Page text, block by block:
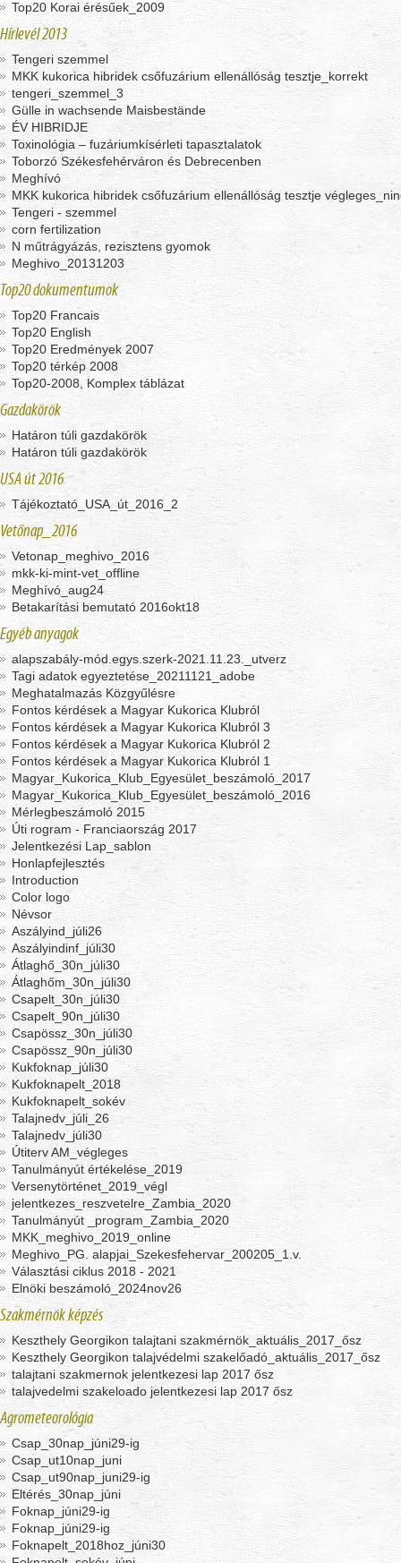
Top20 Korai érésűek_2009
Hírlevél 2013
Tengeri szemmel
MKK kukorica hibridek csőfuzárium ellenállóság tesztje_korrekt
tengeri_szemmel_3
Gülle in wachsende Maisbestände
ÉV HIBRIDJE
Toxinológia – fuzáriumkísérleti tapasztalatok
Toborzó Székesfehérváron és Debrecenben
Meghívó
MKK kukorica hibridek csőfuzárium ellenállóság tesztje
Tengeri - szemmel
corn fertilization
N műtrágyázás, rezisztens gyomok
Meghivo_20131203
Top20 dokumentumok
Top20 Francais
Top20 English
Top20 Eredmények 2007
Top20 térkép 2008
Top20-2008, Komplex táblázat
Gazdakörök
Határon túli gazdakörök
Határon túli gazdakörök
USA út 2016
Tájékoztató_USA_út_2016_2
Vetőnap_2016
Vetonap_meghivo_2016
mkk-ki-mint-vet_offline
Meghívó_aug24
Betakarítási bemutató 2016okt18
Egyéb anyagok
alapszabály-mód.egys.szerk-2021.11.23._utverz
Tagi adatok egyeztetése_20211121_adobe
Meghatalmazás Közgyűlésre
Fontos kérdések a Magyar Kukorica Klubról
Fontos kérdések a Magyar Kukorica Klubról 3
Fontos kérdések a Magyar Kukorica Klubról 2
Fontos kérdések a Magyar Kukorica Klubról 1
Magyar_Kukorica_Klub_Egyesület_beszámoló_2017
Magyar_Kukorica_Klub_Egyesület_beszámoló_2016
Mérlegbeszámoló 2015
Úti rogram - Franciaország 2017
Jelentkezési Lap_sablon
Honlapfejlesztés
Introduction
Color logo
Névsor
Aszályind_júli26
Aszályindinf_júli30
Átlaghő_30n_júli30
Átlaghőm_30n_júli30
Csapelt_30n_júli30
Csapelt_90n_júli30
Csapössz_30n_júli30
Csapössz_90n_júli30
Kukfoknap_júli30
Kukfoknapelt_2018
Kukfoknapelt_sokév
Talajnedv_júli_26
Talajnedv_júli30
Útiterv AM_végleges
Tanulmányút értékelése_2019
Versenytörténet_2019_végl
jelentkezes_reszvetelre_Zambia_2020
Tanulmányút _program_Zambia_2020
MKK_meghivo_2019_online
Meghivo_PG. alapjai_Szekesfehervar_200205_1.v.
Választási ciklus 2018 - 2021
Elnöki beszámoló_2024nov26
Szakmérnök képzés
Keszthely Georgikon talajtani szakmérnök_aktuális_2017_ősz
Keszthely Georgikon talajvédelmi szakelőadó_aktuális_2017_ősz
talajtani szakmernok jelentkezesi lap 2017 ősz
talajvedelmi szakeloado jelentkezesi lap 2017 ősz
Agrometeorológia
Csap_30nap_júni29-ig
Csap_ut10nap_juni
Csap_ut90nap_juni29-ig
Eltérés_30nap_júni
Foknap_júni29-ig
Foknap_júni29-ig
Foknapelt_2018hoz_júni30